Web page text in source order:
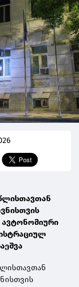
ავტონომიური